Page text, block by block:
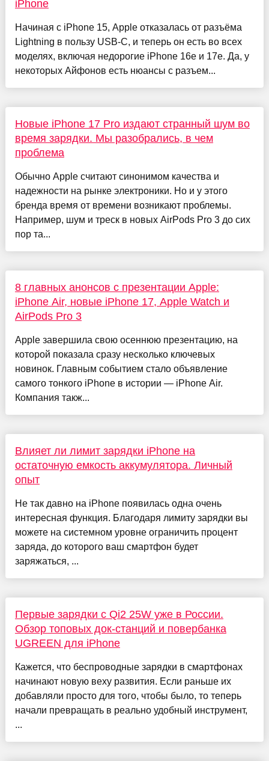
iPhone
Начиная с iPhone 15, Apple отказалась от разъёма
Lightning в пользу USB-C, и теперь он есть во всех
моделях, включая недорогие iPhone 16e и 17е. Да, у
некоторых Айфонов есть нюансы с разъем...
Новые iPhone 17 Pro издают странный шум во
время зарядки. Мы разобрались, в чем
проблема
Обычно Apple считают синонимом качества и
надежности на рынке электроники. Но и у этого
бренда время от времени возникают проблемы.
Например, шум и треск в новых AirPods Pro 3 до сих
пор та...
8 главных анонсов с презентации Apple:
iPhone Air, новые iPhone 17, Apple Watch и
AirPods Pro 3
Apple завершила свою осеннюю презентацию, на
которой показала сразу несколько ключевых
новинок. Главным событием стало объявление
самого тонкого iPhone в истории — iPhone Air.
Компания такж...
Влияет ли лимит зарядки iPhone на
остаточную емкость аккумулятора. Личный
опыт
Не так давно на iPhone появилась одна очень
интересная функция. Благодаря лимиту зарядки вы
можете на системном уровне ограничить процент
заряда, до которого ваш смартфон будет
заряжаться, ...
Первые зарядки с Qi2 25W уже в России.
Обзор топовых док-станций и повербанка
UGREEN для iPhone
Кажется, что беспроводные зарядки в смартфонах
начинают новую веху развития. Если раньше их
добавляли просто для того, чтобы было, то теперь
начали превращать в реально удобный инструмент,
...